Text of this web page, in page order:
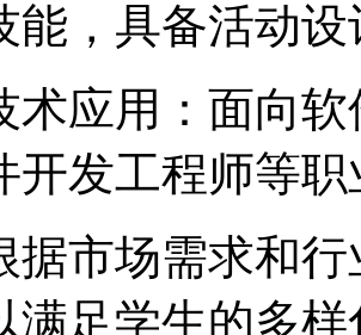
能，具备活动
术应用：面向
开发工程师等
据市场需求和
满足学生的多